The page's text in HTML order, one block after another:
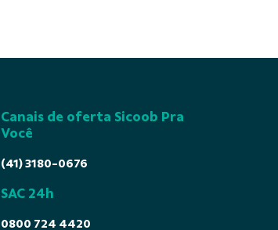
Canais de oferta Sicoob Pra
Você
(41) 3180-0676
SAC 24h
0800 724 4420